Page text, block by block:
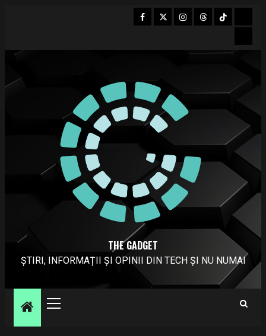
FacebookTwitterInstagramThreadsTiktok
THE GADGET
ȘTIRI, INFORMAȚII ȘI OPINII DIN TECH ȘI NU NUMAI
Primary